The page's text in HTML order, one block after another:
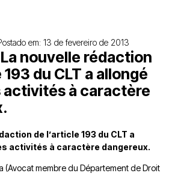
em: 13 de fevereiro de 2013
nouvelle rédaction
du CLT a allongé
activités à caractère
de l’article 193 du CLT a
activités à caractère dangereux.
(Avocat membre du Département de Droit